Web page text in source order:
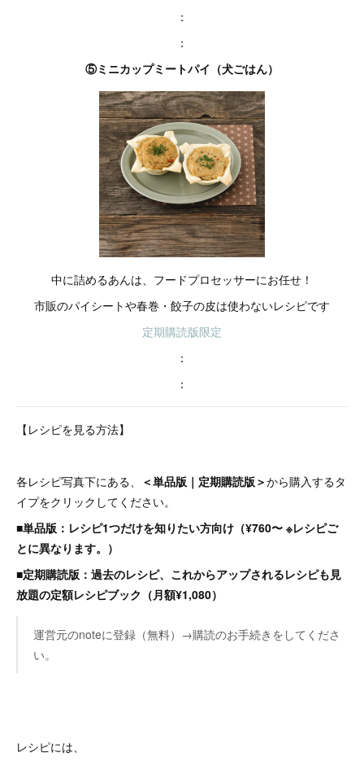
：
：
⑤ミニカップミートパイ（犬ごはん）
中に詰めるあんは、フードプロセッサーにお任せ！
市販のパイシートや春巻・餃子の皮は使わないレシピです
定期購読版限定
：
：
【レシピを見る方法】
各レシピ写真下にある、 ＜単品版｜定期購読版＞から購入するタ
イプをクリックしてください。
■単品版：レシピ1つだけを知りたい方向け（¥760〜 ※レシピご
とに異なります。）
■定期購読版：過去のレシピ、これからアップされるレシピも見
放題の定額レシピブック（月額¥1,080）
運営元のnoteに登録（無料）→購読のお手続きをしてくださ
い。
レシピには、